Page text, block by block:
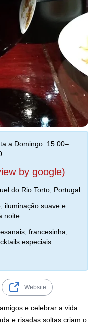
a Domingo: 15:00–
by google)
do Rio Torto, Portugal
iluminação suave e
noite.
francesinha,
especiais.
Website
e celebrar a vida.
e risadas soltas criam o